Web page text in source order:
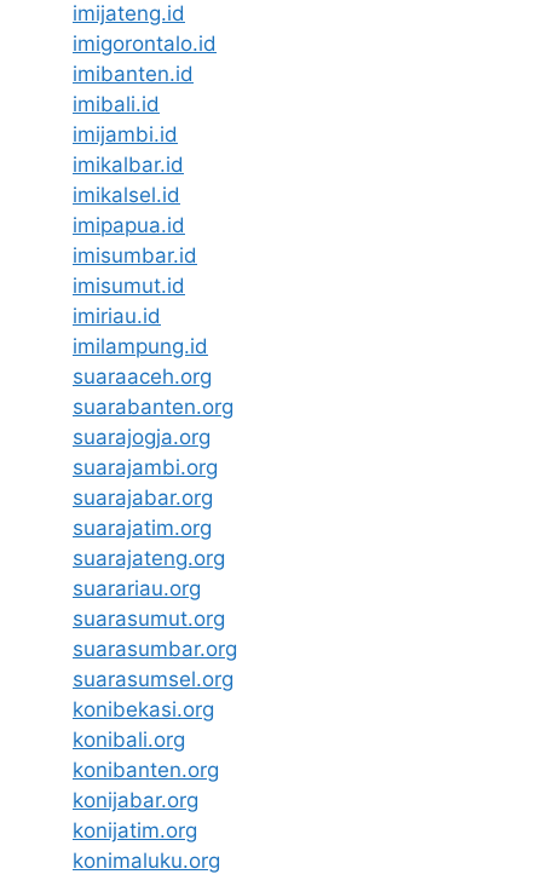
imijateng.id
imigorontalo.id
imibanten.id
imibali.id
imijambi.id
imikalbar.id
imikalsel.id
imipapua.id
imisumbar.id
imisumut.id
imiriau.id
imilampung.id
suaraaceh.org
suarabanten.org
suarajogja.org
suarajambi.org
suarajabar.org
suarajatim.org
suarajateng.org
suarariau.org
suarasumut.org
suarasumbar.org
suarasumsel.org
konibekasi.org
konibali.org
konibanten.org
konijabar.org
konijatim.org
konimaluku.org